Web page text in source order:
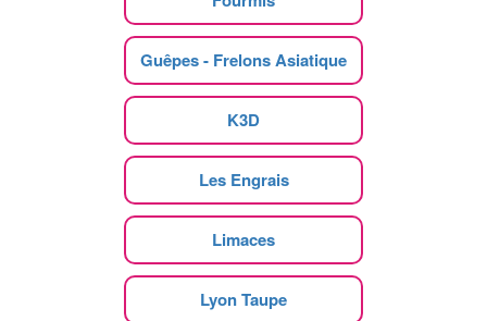
Guêpes - Frelons Asiatique
K3D
Les Engrais
Limaces
Lyon Taupe